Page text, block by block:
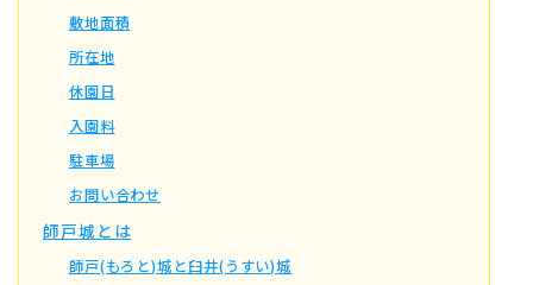
敷地面積
所在地
休園日
入園料
駐車場
お問い合わせ
師戸城とは
師戸(もろと)城と臼井(うすい)城